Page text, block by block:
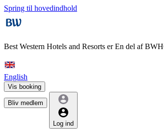
Spring til hovedindhold
Best Western Hotels and Resorts erEn del af
English
Vis booking
Bliv medlem
Log ind